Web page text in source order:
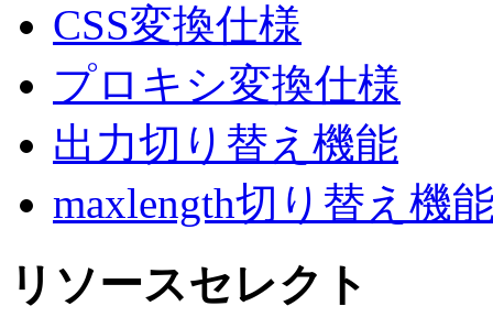
CSS変換仕様
プロキシ変換仕様
出力切り替え機能
maxlength切り替え機
リソースセレクト